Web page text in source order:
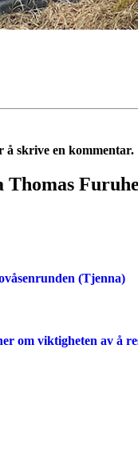
å skrive en kommentar.
Thomas
(Tjenna)
om viktigheten av å